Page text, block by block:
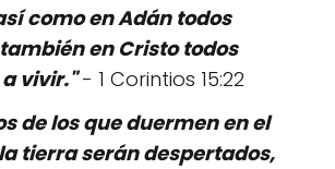
como en Adán todos
en Cristo todos
vivir."- 1 Corintios 15:22
de los que duermen en el
tierra serán despertados,